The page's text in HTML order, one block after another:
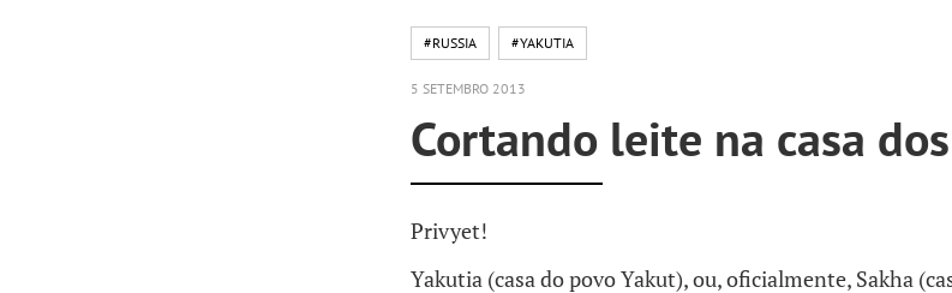
#RUSSIA #YAKUTIA
5 SETEMBRO 2013
Cortando leite na casa
Privyet!
Yakutia (casa do povo Yakut), ou, oficialmente, Sakha